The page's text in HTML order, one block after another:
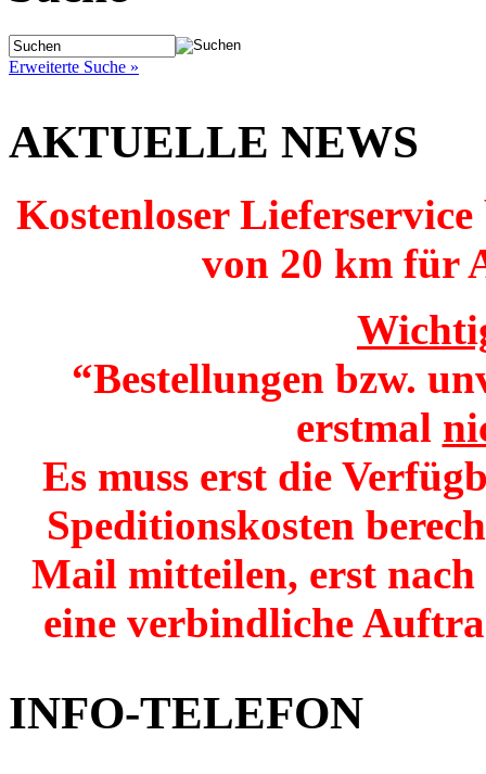
Erweiterte Suche »
AKTUELLE NEWS
Kostenloser
von 20 km für
“Bestellungen bzw.
erstmal
Es muss erst die
Speditionskosten
Mail mitteilen, erst
eine verbindliche
INFO-TELEFON